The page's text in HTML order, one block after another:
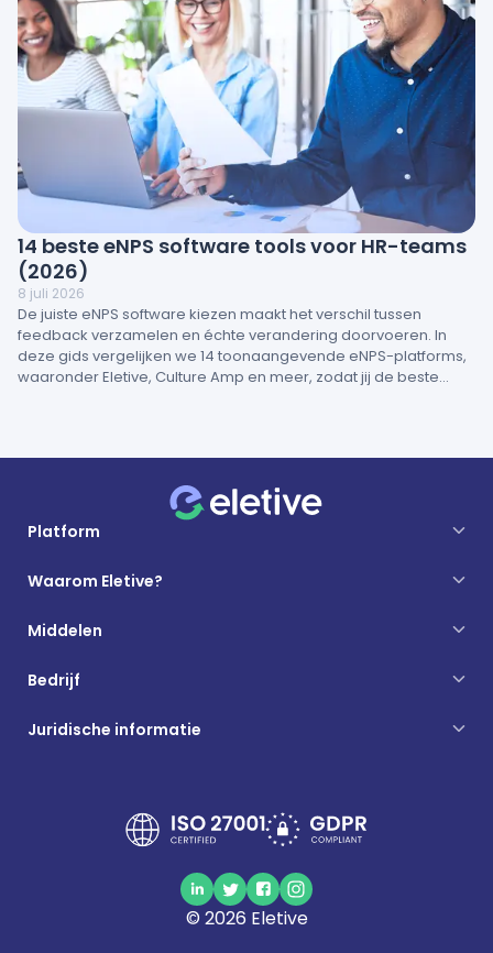
14 beste eNPS software tools voor HR-teams
(2026)
8 juli 2026
De juiste eNPS software kiezen maakt het verschil tussen
feedback verzamelen en échte verandering doorvoeren. In
deze gids vergelijken we 14 toonaangevende eNPS-platforms,
waaronder Eletive, Culture Amp en meer, zodat jij de beste
Platform
Waarom Eletive?
Middelen
Bedrijf
Juridische informatie
© 2026 Eletive